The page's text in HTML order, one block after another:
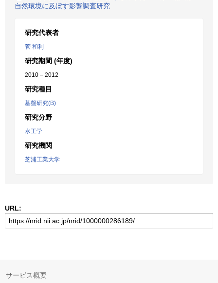
自然環境に及ぼす影響調査研究
研究代表者
菅 和利
研究期間 (年度)
2010 – 2012
研究種目
基盤研究(B)
研究分野
水工学
研究機関
芝浦工業大学
URL:
サービス概要